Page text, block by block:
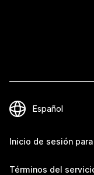
Inicio de sesión
Términos del